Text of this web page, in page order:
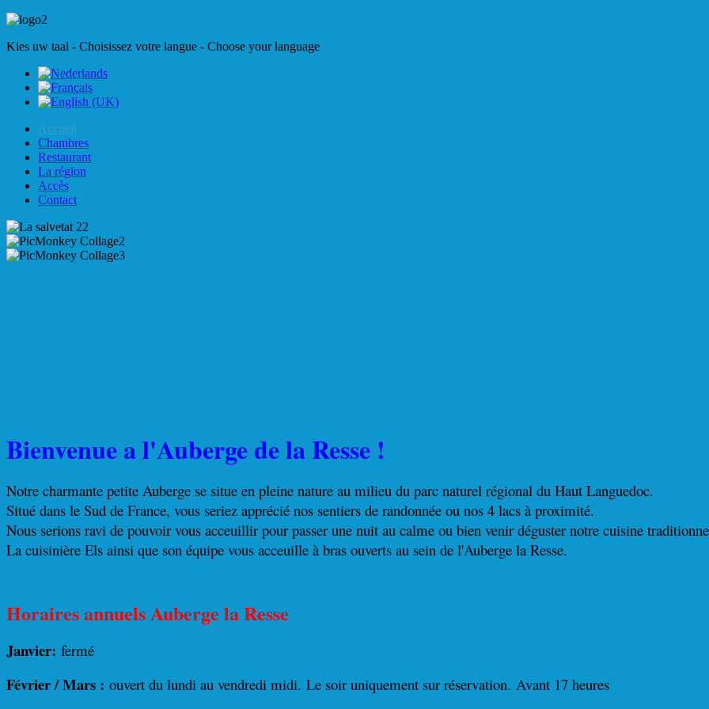
Kies uw taal - Choisissez votre langue - Choose your language
Accueil
Chambres
Restaurant
La région
Accès
Contact
Bienvenue a l'Auberge de la Resse !
Notre charmante petite Auberge se situe en pleine nature au milieu du parc naturel régional du Haut Languedoc.
Situé dans le Sud de France, vous seriez apprécié nos sentiers de randonnée ou nos 4 lacs à proximité.
Nous serions ravi de pouvoir vous acceuillir pour passer une nuit au calme ou bien venir déguster notre cuisine
La cuisinière Els ainsi que son équipe vous acceuille à bras ouverts au sein de l'Auberge la Resse.
Horaires annuels Auberge la Resse
Janvier: fermé
Février / Mars : ouvert du lundi au vendredi midi. Le soir uniquement sur réservation. Avant 17 heures